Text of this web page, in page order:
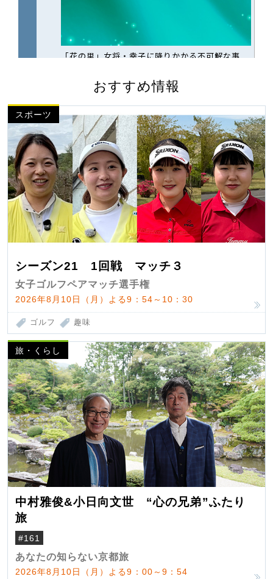
おすすめ情報
スポーツ
シーズン21 1回戦 マッチ３
女子ゴルフペアマッチ選手権
2026年8月10日（月）よる9：54～10：30
ゴルフ 趣味
旅・くらし
中村雅俊&小日向文世 “心の兄弟”ふたり
旅
#161
あなたの知らない京都旅
2026年8月10日（月）よる9：00～9：54